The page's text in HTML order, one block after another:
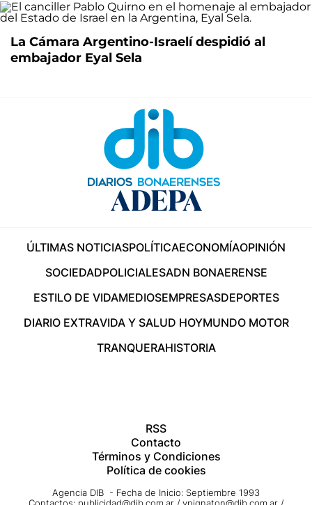
La Cámara Argentino-Israelí despidió al
embajador Eyal Sela
ÚLTIMAS NOTICIASPOLÍTICAECONOMÍAOPINIÓN
SOCIEDADPOLICIALESADN BONAERENSE
ESTILO DE VIDAMEDIOSEMPRESASDEPORTES
DIARIO EXTRAVIDA Y SALUD HOYMUNDO MOTOR
TRANQUERAHISTORIA
RSS
Contacto
Términos y Condiciones
Política de cookies
Agencia DIB - Fecha de Inicio: Septiembre 1993